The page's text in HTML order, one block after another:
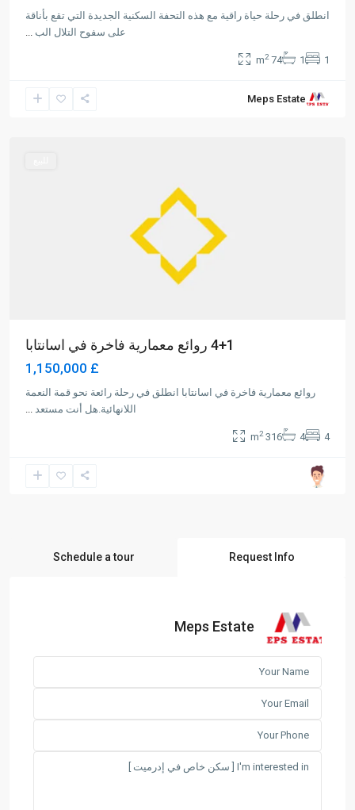
انطلق في رحلة حياة راقية مع هذه التحفة السكنية الجديدة التي تقع بأناقة
على سفوح التلال الب
1
1
74 m
2
Meps EstateAlsancak,
4+1 روائع معمارية فاخرة في اسانتابا
£ 1,150,000
روائع معمارية فاخرة في اسانتابا انطلق في رحلة رائعة نحو قمة النعمة
اللانهائية.هل أنت مستعد
4
4
316 m
2
Request Info
Schedule a tour
Meps Estate